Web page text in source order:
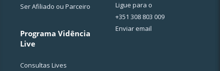
Ser Afiliado ou Parceiro
Programa Vidência
Live
Consultas Lives
Ligue para o
+351 308 803 009
Enviar email